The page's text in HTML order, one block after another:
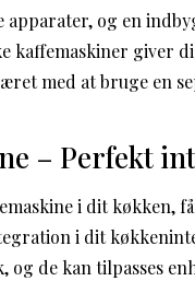
og en
kaffemaskiner giver
med at bruge en
– Perfekt
i dit køkken,
i dit
de kan tilpasses